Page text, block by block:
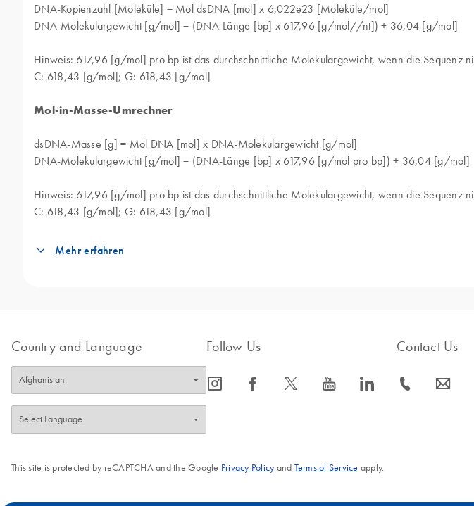
DNA-Kopienzahl [Moleküle] = Mol dsDNA [mol] x 6,022e23 [Moleküle/mol]
DNA-Molekulargewicht [g/mol] = (DNA-Länge [bp] x 617,96 [g/mol//nt]) + 36,04 [g/mol]
Hinweis: 617,96 [g/mol] pro bp ist das durchschnittliche Molekulargewicht, wenn die
C: 618,43 [g/mol]; G: 618,43 [g/mol]
Mol-in-Masse-Umrechner
dsDNA-Masse [g] = Mol DNA [mol] x DNA-Molekulargewicht [g/mol]
DNA-Molekulargewicht [g/mol] = (DNA-Länge [bp] x 617,96 [g/mol pro bp]) + 36,04 [g/mol]
Hinweis: 617,96 [g/mol] pro bp ist das durchschnittliche Molekulargewicht, wenn die
C: 618,43 [g/mol]; G: 618,43 [g/mol]
Mehr erfahren
DNA-Quantifizierung: Die Bestimmung der DNA-Konzentration in einer Probe ist
Masse der dsDNA die DNA-Menge inMol zu berechnen.
2. PCR und qPCR: Die Polymerase-Kettenreaktion (PCR) wird zur Amplifikation von
oder RNA-Targets ermöglicht. Der Umrechner kann die Menge an als Start-Template
Quantifizierung unterstützen.
3.
DNA-Sequenzierung: Vor der DNA-Sequenzierung müssen Konzentration und
dsDNAin Mol, was für eine genaue Quantifizierung und anschließende
korrekteStöchiometrie von DNA-Fragmenten wie Vektoren und Inserts für eine erfolgreiche
Country and Language Follow Us
icon_0065_instagram-s icon_0064_facebook-s icon_0340_cc_gen_x-s icon_0077_youtube-s icon_0066_linkedin-s
Contact Us
icon_0072_phone-s icon_0063_envelope-s
This site is protected by reCAPTCHA and the Google Privacy Policyand Terms of Service apply.